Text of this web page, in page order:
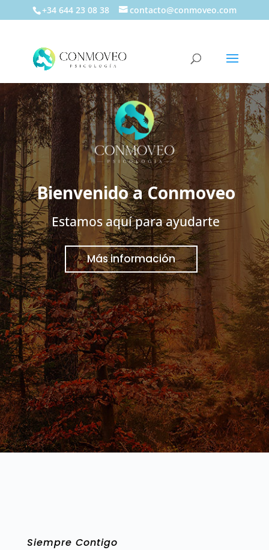
+34 644 23 08 38 contacto@conmoveo.com
Estamos aquí para ayudarte
Másinformación
Bienvenido a Conmoveo
Siempre Contigo